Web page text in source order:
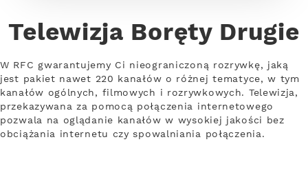
Telewizja Boręty Drugie
W RFC gwarantujemy Ci nieograniczoną rozrywkę, jaką
jest pakiet nawet 220 kanałów o różnej tematyce, w tym
kanałów ogólnych, filmowych i rozrywkowych. Telewizja,
przekazywana za pomocą połączenia internetowego
pozwala na oglądanie kanałów w wysokiej jakości bez
obciążania internetu czy spowalniania połączenia.